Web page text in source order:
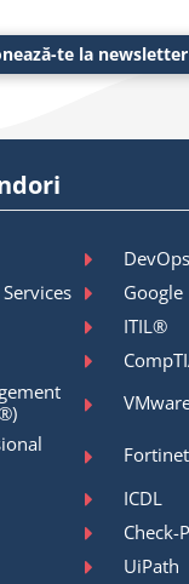
te la newsletter
Google
ITIL®
Fortinet
ICDL
Check-
UiPath